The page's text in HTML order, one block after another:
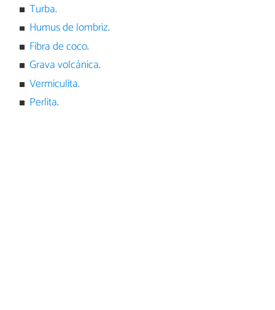
Turba.
Humus de lombriz.
Fibra de coco.
Grava volcánica.
Vermiculita.
Perlita.